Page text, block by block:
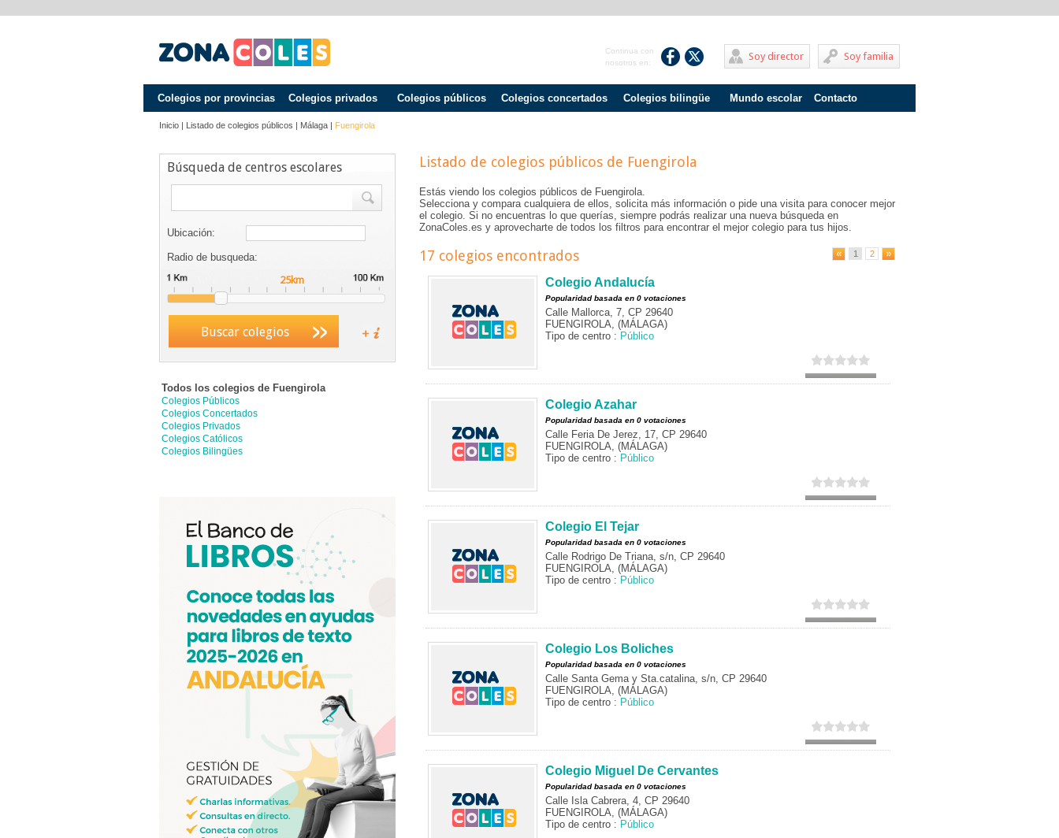
Soy familia
Soy director
Continua con
nosotros en:
Colegios por provincias Colegios privados Colegios públicos Colegios concertados Colegios bilingüe Mundo escolar
Fracaso escolar
Acoso escolar
Contacto
Inicio | Listado de colegios públicos | Málaga | Fuengirola
Búsqueda de centros escolares
Ubicación:
Radio de busqueda:
Buscar colegios
Todos los colegios de Fuengirola
Colegios Públicos
Colegios Concertados
Colegios Privados
Colegios Católicos
Colegios Bilingües
Listado de colegios públicos de Fuengirola
Estás viendo los colegios públicos de Fuengirola.
Selecciona y compara cualquiera de ellos, solicita más información o pide una visita para conocer mejor
el colegio. Si no encuentras lo que querías, siempre podrás realizar una nueva búsqueda en
ZonaColes.es y aprovecharte de todos los filtros para encontrar el mejor colegio para tus hijos.
17 colegios encontrados 1 2
Colegio Andalucía
Popularidad basada en 0 votaciones
Calle Mallorca, 7, CP 29640
FUENGIROLA, (MÁLAGA)
Tipo de centro : Público
Colegio Azahar
Popularidad basada en 0 votaciones
Calle Feria De Jerez, 17, CP 29640
FUENGIROLA, (MÁLAGA)
Tipo de centro : Público
Colegio El Tejar
Popularidad basada en 0 votaciones
Calle Rodrigo De Triana, s/n, CP 29640
FUENGIROLA, (MÁLAGA)
Tipo de centro : Público
Colegio Los Boliches
Popularidad basada en 0 votaciones
Calle Santa Gema y Sta.catalina, s/n, CP 29640
FUENGIROLA, (MÁLAGA)
Tipo de centro : Público
Colegio Miguel De Cervantes
Popularidad basada en 0 votaciones
Calle Isla Cabrera, 4, CP 29640
FUENGIROLA, (MÁLAGA)
Tipo de centro : Público